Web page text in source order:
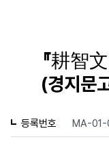
『耕智
(경지문
등록번호 MA-